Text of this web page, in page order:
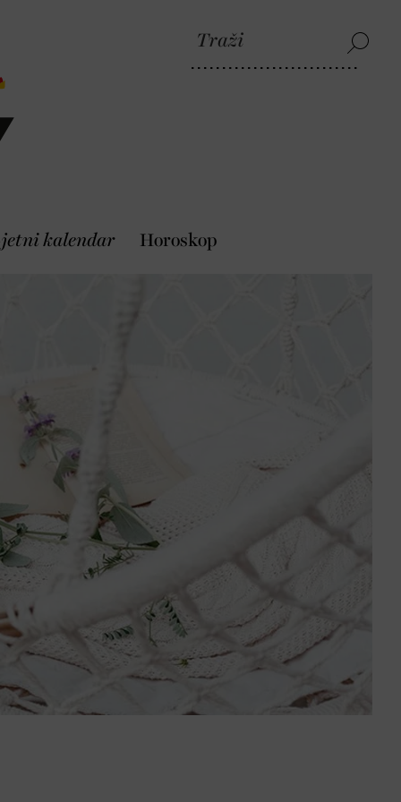
kalendar Horoskop